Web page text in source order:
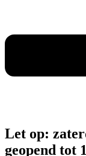
Let op:
geopend tot